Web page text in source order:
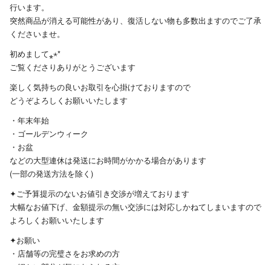
行います。
突然商品が消える可能性があり、復活しない物も多数出ますのでご了承
くださいませ。
初めまして⁎⋆*
ご覧くださりありがとうございます
楽しく気持ちの良いお取引を心掛けておりますので
どうぞよろしくお願いいたします
・年末年始
・ゴールデンウィーク
・お盆
などの大型連休は発送にお時間がかかる場合があります
(一部の発送方法を除く)
✦︎ご予算提示のないお値引き交渉が増えております
大幅なお値下げ、金額提示の無い交渉には対応しかねてしまいますので
よろしくお願いいたします
✦︎お願い
・店舗等の完璧さをお求めの方